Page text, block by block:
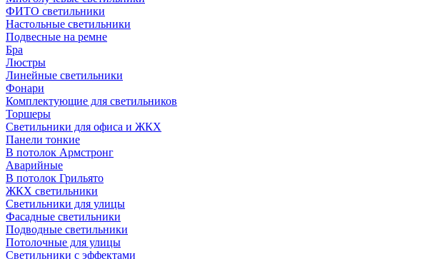
ФИТО светильники
Настольные светильники
Подвесные на ремне
Бра
Люстры
Линейные светильники
Фонари
Комплектующие для светильников
Торшеры
Светильники для офиса и ЖКХ
Панели тонкие
В потолок Армстронг
Аварийные
В потолок Грильято
ЖКХ светильники
Светильники для улицы
Фасадные светильники
Подводные светильники
Потолочные для улицы
Светильники с эффектами